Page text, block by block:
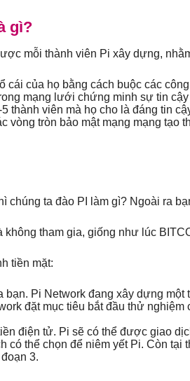
gì?
mỗi thành viên Pi xây dựng,
của họ bằng cách buộc các
mạng lưới chứng minh sự tin
thành viên mà họ cho là đáng tin
tròn bảo mật mạng mạng tạo
chúng ta đào PI làm gì? Ngoài ra
tham gia, giống như lúc
tiền mặt:
bạn. Pi Network đang xây dựng
đặt mục tiêu bắt đầu thử
điện tử. Pi sẽ có thể được giao
có thể chọn để niêm yết Pi. Còn
3.